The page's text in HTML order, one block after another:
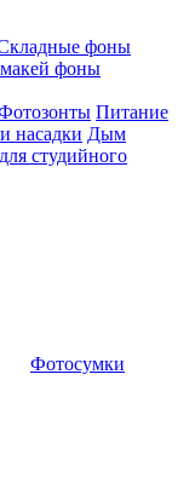
фоны
фоны
Питание
насадки Дым
студийного
Фотосумки